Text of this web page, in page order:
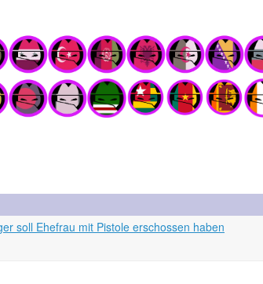
soll Ehefrau mit Pistole erschossen haben